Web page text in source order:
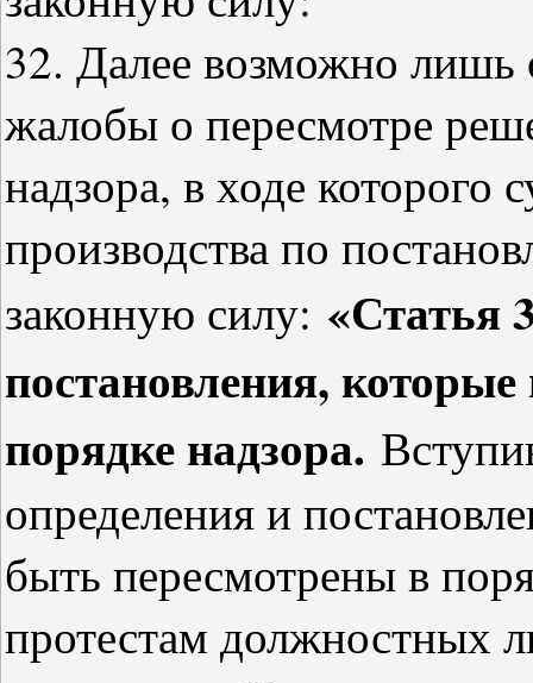
32. Далее возможно лишь
жалобы о пересмотре
надзора, в ходе которого
производства по
законную силу: «Статья
постановления,
порядке надзора.
определения и
быть пересмотрены в
протестам должностных